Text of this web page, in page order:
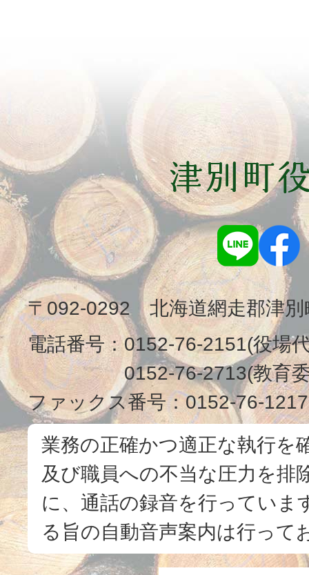
〒092-0292 北海道網走郡津別
電話番号：0152-76-2151(役場
0152-76-2713(教育
ファックス番号：0152-76-1217
業務の正確かつ適正な執行を
及び職員への不当な圧力を排
に、通話の録音を行っていま
る旨の自動音声案内は行って